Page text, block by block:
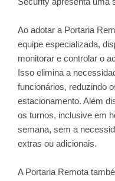
Ao adotar a Portaria
equipe especializada,
monitorar e controlar o
Isso elimina a
funcionários, reduzindo
estacionamento. Além
os turnos, inclusive em
semana, sem a
extras ou adicionais.
A Portaria Remota